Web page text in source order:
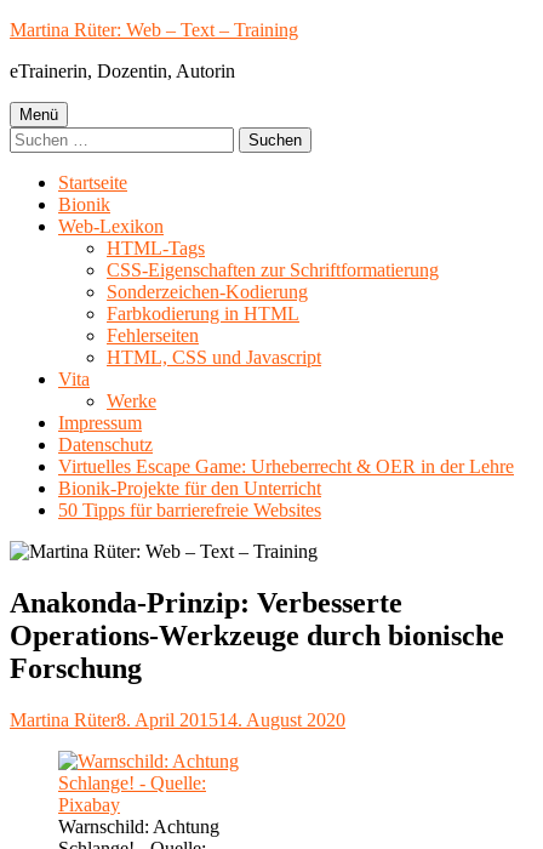
Springe
Inhalt
Martina Rüter: Web – Text – Training
eTrainerin, Dozentin, Autorin
Primäres
Menü
Menü
Suchen
nach:
Startseite
Bionik
Web-Lexikon
HTML-Tags
CSS-Eigenschaften zur Schriftformatierung
Sonderzeichen-Kodierung
Farbkodierung in HTML
Fehlerseiten
HTML, CSS und Javascript
Vita
Werke
Impressum
Datenschutz
Virtuelles Escape Game: Urheberrecht & OER in der Lehre
Bionik-Projekte für den Unterricht
50 Tipps für barrierefreie Websites
Anakonda-Prinzip: Verbesserte
Operations-Werkzeuge durch bionische
Forschung
Autor
Martina RüterVeröffentlicht
8. April 201514. August 2020
Warnschild: Achtung